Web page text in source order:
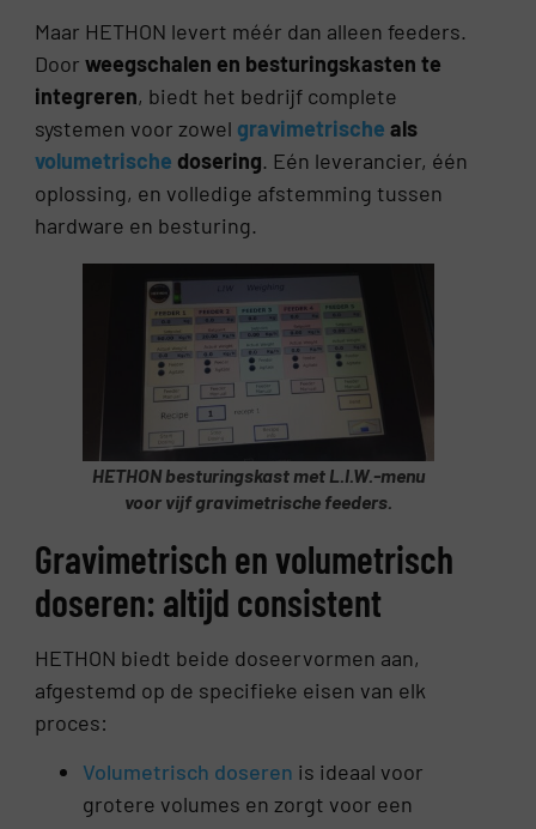
Maar HETHON levert méér dan alleen feeders.
Doorweegschalen en besturingskasten te
integreren, biedt het bedrijf complete
systemen voor zowel gravimetrische als
volumetrische dosering. Eén leverancier, één
oplossing, en volledige afstemming tussen
hardware en besturing.
HETHON besturingskast met L.I.W.-menu
voor vijf gravimetrische feeders.
Gravimetrisch en volumetrisch
doseren: altijd consistent
HETHON biedt beide doseervormen aan,
afgestemd op de specifieke eisen van elk
proces:
Volumetrisch doseren is ideaal voor
grotere volumes en zorgt voor een